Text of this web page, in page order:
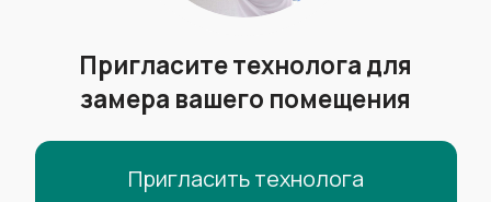
Менее горючие
Обычная гарантия+гарантия МЧС
Можно ставить в организациях
Производитель:
Толщина полотна: 0.19-0.23 мм